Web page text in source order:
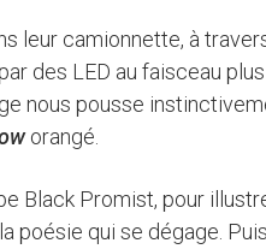
leur camionnette, à
des LED au faisceau
nous pousse
orangé.
Black Promist, pour
poésie qui se dégage.